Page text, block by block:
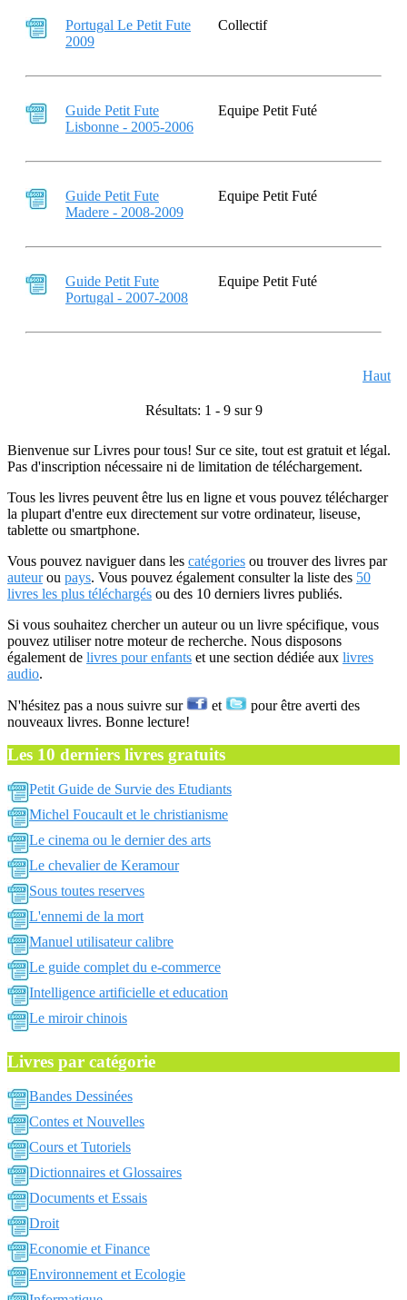
Portugal Le Petit Fute
2009
Collectif
Guide Petit Fute
Lisbonne - 2005-2006
Equipe Petit Futé
Guide Petit Fute
Madere - 2008-2009
Equipe Petit Futé
Guide Petit Fute
Portugal - 2007-2008
Equipe Petit Futé
Haut
Résultats: 1 - 9 sur 9
Bienvenue sur Livres pour tous! Sur ce site, tout est gratuit et légal.
Pas d'inscription nécessaire ni de limitation de téléchargement.
Tous les livres peuvent être lus en ligne et vous pouvez télécharger
la plupart d'entre eux directement sur votre ordinateur, liseuse,
tablette ou smartphone.
Vous pouvez naviguer dans les catégories ou trouver des livres par
auteurou pays. Vous pouvez également consulter la liste des 50
livres les plus téléchargés ou des 10 derniers livres publiés.
Si vous souhaitez chercher un auteur ou un livre spécifique, vous
pouvez utiliser notre moteur de recherche. Nous disposons
également de livres pour enfants et une section dédiée aux livres
audio.
N'hésitez pas a nous suivre sur et
pour être averti des
nouveaux livres. Bonne lecture!
Les 10 derniers livres gratuits
Petit Guide de Survie des Etudiants
Michel Foucault et le christianisme
Le cinema ou le dernier des arts
Le chevalier de Keramour
Sous toutes reserves
L'ennemi de la mort
Manuel utilisateur calibre
Le guide complet du e-commerce
Intelligence artificielle et education
Le miroir chinois
Livres par catégorie
Bandes Dessinées
Contes et Nouvelles
Cours et Tutoriels
Dictionnaires et Glossaires
Documents et Essais
Droit
Economie et Finance
Environnement et Ecologie